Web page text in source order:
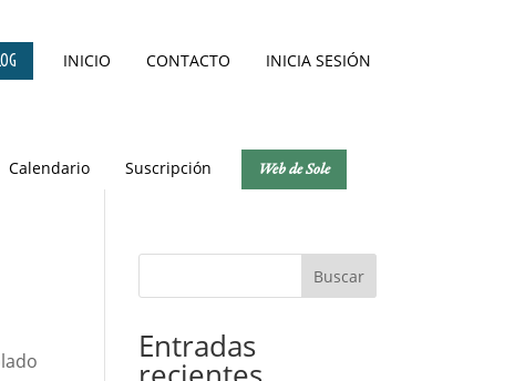
INICIO CONTACTO INICIA SESIÓN
Calendario Suscripción Web de Sole
Buscar
Entradas